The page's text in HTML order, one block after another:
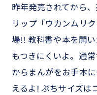
昨年発売されてから
リップ「ウカンムリ
場!! 教科書や本を開
もつきにくいよ。通
からまんがをお手本
えるよ! ぷちサイズは